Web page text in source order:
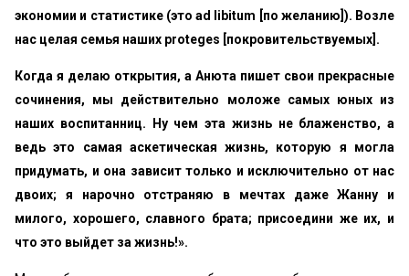
экономии и статистике (это ad libitum [по желанию]). Возле
нас целая семья наших proteges [покровительствуемых].
Когда я делаю открытия, а Анюта пишет свои пре­красные
сочинения, мы действительно моложе самых юных из
наших воспитанниц. Ну чем эта жизнь не блажен­ство, а
ведь это самая аскетическая жизнь, которую я могла
придумать, и она зависит только и исключительно от нас
двоих; я нарочно отстраняю в мечтах даже Жан­ну и
милого, хорошего, славного брата; присоедини же их, и
что это выйдет за жизнь!».